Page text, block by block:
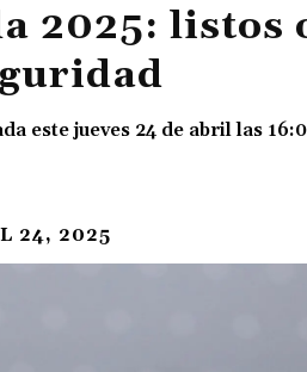
2025: listos
este jueves 24 de abril las
24, 2025